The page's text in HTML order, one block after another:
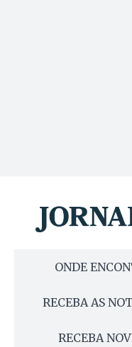
ONDE
RECEBA AS
RECEBA